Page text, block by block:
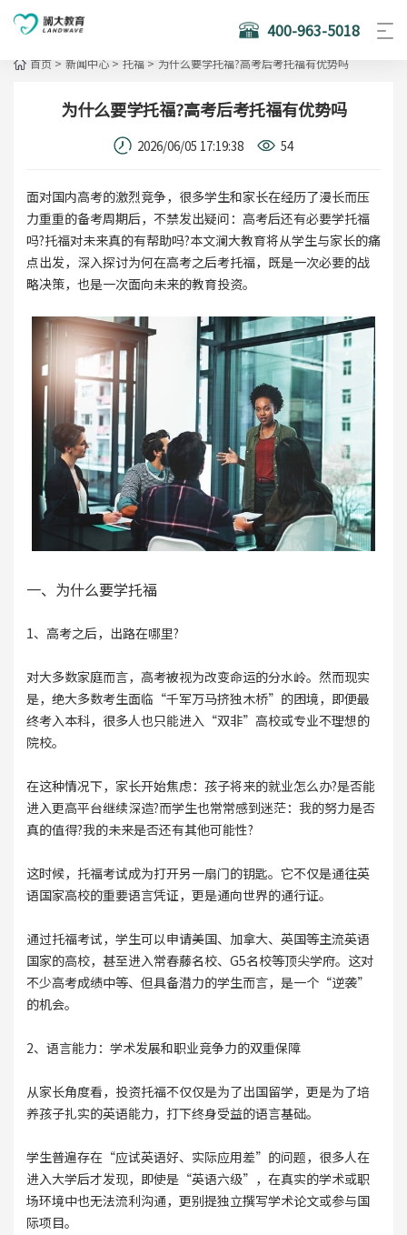
400-963-5018
首页 > 新闻中心 > 托福 > 为什么要学托福?高考后考托福有优势吗
为什么要学托福?高考后考托福有优势吗
2026/06/05 17:19:38 54
面对国内高考的激烈竞争，很多学生和家长在经历了漫长而压
力重重的备考周期后，不禁发出疑问：高考后还有必要学托福
吗?托福对未来真的有帮助吗?本文澜大教育将从学生与家长的痛
点出发，深入探讨为何在高考之后考托福，既是一次必要的战
略决策，也是一次面向未来的教育投资。
一、为什么要学托福
1、高考之后，出路在哪里?
对大多数家庭而言，高考被视为改变命运的分水岭。然而现实
是，绝大多数考生面临“千军万马挤独木桥”的困境，即便最
终考入本科，很多人也只能进入“双非”高校或专业不理想的
院校。
在这种情况下，家长开始焦虑：孩子将来的就业怎么办?是否能
进入更高平台继续深造?而学生也常常感到迷茫：我的努力是否
真的值得?我的未来是否还有其他可能性?
这时候，托福考试成为打开另一扇门的钥匙。它不仅是通往英
语国家高校的重要语言凭证，更是通向世界的通行证。
通过托福考试，学生可以申请美国、加拿大、英国等主流英语
国家的高校，甚至进入常春藤名校、G5名校等顶尖学府。这对
不少高考成绩中等、但具备潜力的学生而言，是一个“逆袭”
的机会。
2、语言能力：学术发展和职业竞争力的双重保障
从家长角度看，投资托福不仅仅是为了出国留学，更是为了培
养孩子扎实的英语能力，打下终身受益的语言基础。
学生普遍存在“应试英语好、实际应用差”的问题，很多人在
进入大学后才发现，即使是“英语六级”，在真实的学术或职
场环境中也无法流利沟通，更别提独立撰写学术论文或参与国
际项目。